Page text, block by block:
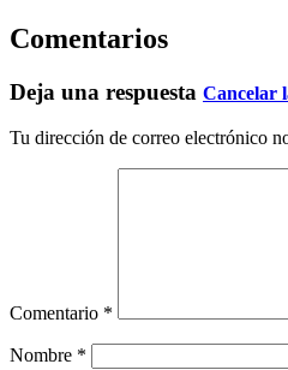
Comentarios
Deja una respuesta Cancelar
Tu dirección de correo electrónico
Comentario *
Nombre *